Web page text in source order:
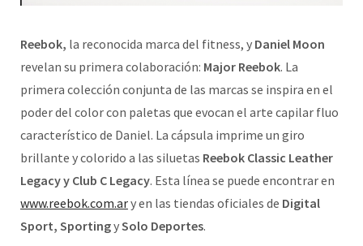
Reebok, la reconocida marca del fitness, y Daniel Moon
revelan su primera colaboración: Major Reebok. La
primera colección conjunta de las marcas se inspira en el
poder del color con paletas que evocan el arte capilar fluo
característico de Daniel. La cápsula imprime un giro
brillante y colorido a las siluetas Reebok Classic Leather
Legacy y Club C Legacy. Esta línea se puede encontrar en
www.reebok.com.ary en las tiendas oficiales de Digital
Sport, SportingySolo Deportes.